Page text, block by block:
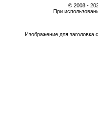
© 2008 -
При
Изображение для